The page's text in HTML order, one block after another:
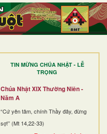
TIN MỪNG CHÚA NHẬT - LỄ
TRỌNG
Chúa Nhật XIX Thường Niên -
Năm A
“Cứ yên tâm, chính Thầy đây, đừng
sợ!” (Mt 14,22-33)